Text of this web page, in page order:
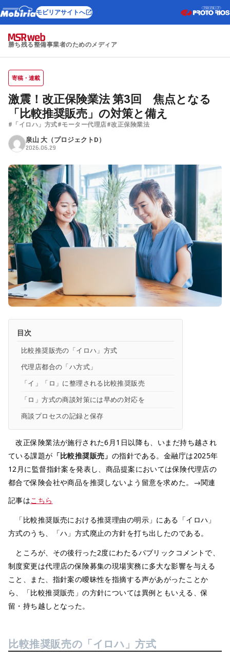
モビリアサイトへ
勝ち残る整備事業者のためのメディア
寄稿・連載
激震！改正保険業法 第3回 焦点となる
「比較推奨販売」の対策と備え
#「イロハ」方式#モーター代理店#改正保険業法
泉山 大（プロジェクトD）
2026.06.29
目次
比較推奨販売の「イロハ」方式
代理店都合の「ハ方式」
「イ」「ロ」に整理される比較推奨販売
「ロ」方式の商談対策には早めの対応を
商談プロセスの記録と保存
改正保険業法が施行された6月1日以降も、いまだ持ち越され
ている課題が 「比較推奨販売」 の指針である。金融庁は2025年
12月に監督指針案を発表し、商品提案においては保険代理店の
都合で保険会社や商品を推奨しないよう留意を求めた。→関連
記事はこちら
「比較推奨販売における推奨理由の明示」にある「イロハ」
方式のうち、「ハ」方式廃止の方針を打ち出したのである。
ところが、その後行った2度にわたるパブリックコメントで、
制度変更は代理店の保険募集の現場実務に多大な影響を与える
こと、また、指針案の曖昧性を指摘する声があがったことか
ら、「比較推奨販売」の方針については異例ともいえる、保
留・持ち越しとなった。
比較推奨販売の「イロハ」方式